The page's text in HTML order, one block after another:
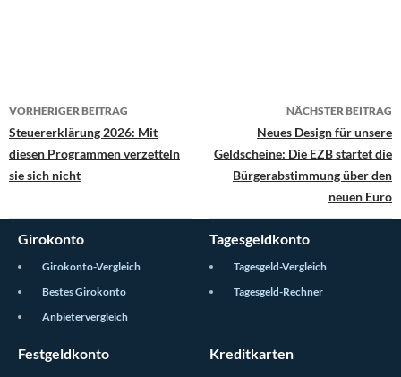
Beitragsnavigation
VORHERIGER BEITRAG
Steuererklärung 2026: Mit
diesen Programmen verzetteln
sie sich nicht
NÄCHSTER BEITRAG
Neues Design für unsere
Geldscheine: Die EZB startet die
Bürgerabstimmung über den
neuen Euro
Girokonto
Girokonto-Vergleich
Bestes Girokonto
Anbietervergleich
Tagesgeldkonto
Tagesgeld-Vergleich
Tagesgeld-Rechner
Festgeldkonto Kreditkarten